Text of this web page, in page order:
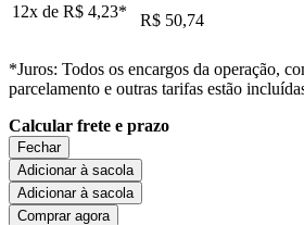
12x de R$ 4,23* R$ 50,74
*Juros: Todos os encargos da operação,
parcelamento e outras tarifas estão
Calcular frete e prazo
Fechar
Adicionar à sacola
Adicionar à sacola
Comprar agora